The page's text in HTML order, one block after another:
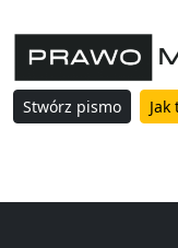
Stwórz pismo Jak